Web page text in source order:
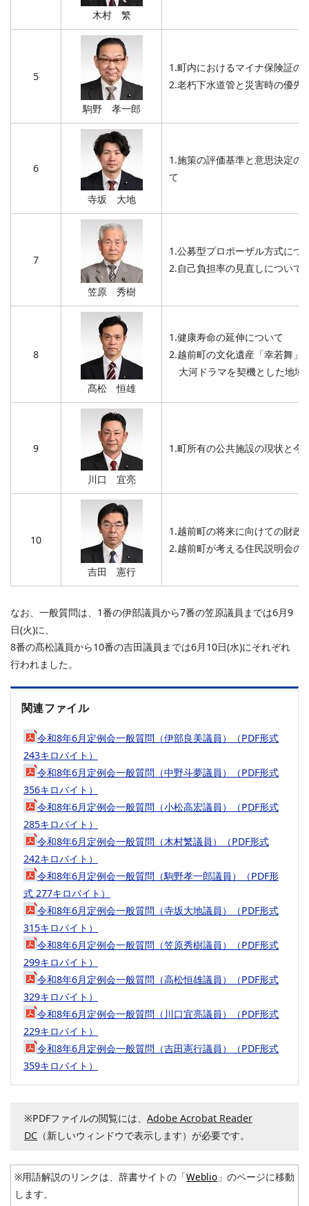
木村 繁
5
駒野 孝一郎
1.町内におけるマイナ保険証の
2.老朽下水道管と災害時の優先
6
寺坂 大地
1.施策の評価基準と意思決定の
て
7
笠原 秀樹
1.公募型プロポーザル方式につ
2.自己負担率の見直しについて
8
髙松 恒雄
1.健康寿命の延伸について
2.越前町の文化遺産「幸若舞」
大河ドラマを契機とした地域
9
川口 宜亮
1.町所有の公共施設の現状と今
10
吉田 憲行
1.越前町の将来に向けての財政
2.越前町が考える住民説明会の
なお、一般質問は、1番の伊部議員から7番の笠原議員までは6月9
日(火)に、
8番の髙松議員から10番の吉田議員までは6月10日(水)にそれぞれ
行われました。
関連ファイル
令和8年6月定例会一般質問（伊部良美議員）（PDF形式
243キロバイト）
令和8年6月定例会一般質問（中野斗夢議員）（PDF形式
356キロバイト）
令和8年6月定例会一般質問（小松高宏議員）（PDF形式
285キロバイト）
令和8年6月定例会一般質問（木村繁議員）（PDF形式
242キロバイト）
令和8年6月定例会一般質問（駒野孝一郎議員）（PDF形
式 277キロバイト）
令和8年6月定例会一般質問（寺坂大地議員）（PDF形式
315キロバイト）
令和8年6月定例会一般質問（笠原秀樹議員）（PDF形式
299キロバイト）
令和8年6月定例会一般質問（高松恒雄議員）（PDF形式
329キロバイト）
令和8年6月定例会一般質問（川口宜亮議員）（PDF形式
229キロバイト）
令和8年6月定例会一般質問（吉田憲行議員）（PDF形式
359キロバイト）
※PDFファイルの閲覧には、 Adobe Acrobat Reader
DC （新しいウィンドウで表示します）が必要です。
※用語解説のリンクは、辞書サイトの「Weblio 」のページに移動
します。